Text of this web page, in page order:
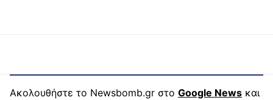
Ακολουθήστε το Newsbomb.gr στο Google News και